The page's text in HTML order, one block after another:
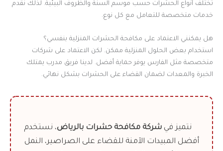
تختلف أنواع الحشرات حسب موسم السنة والظروف البيئية. لذلك نقدم
خدمات متخصصة للتعامل مع كل نوع.
هل يمكنني الاعتماد على مكافحة الحشرات المنزلية بنفسي؟
استخدام بعض الحلول المنزلية ممكن. لكن الاعتماد على شركات
متخصصة مثل الفارس يوفر حماية أفضل. لدينا فريق مدرب يمتلك
الخبرة والمعدات لضمان القضاء على الحشرات بشكل نهائي.
نتميز فيشركة مكافحة حشرات بالرياض، نستخدم
أفضل المبيدات الآمنة للقضاء على الصراصير، النمل